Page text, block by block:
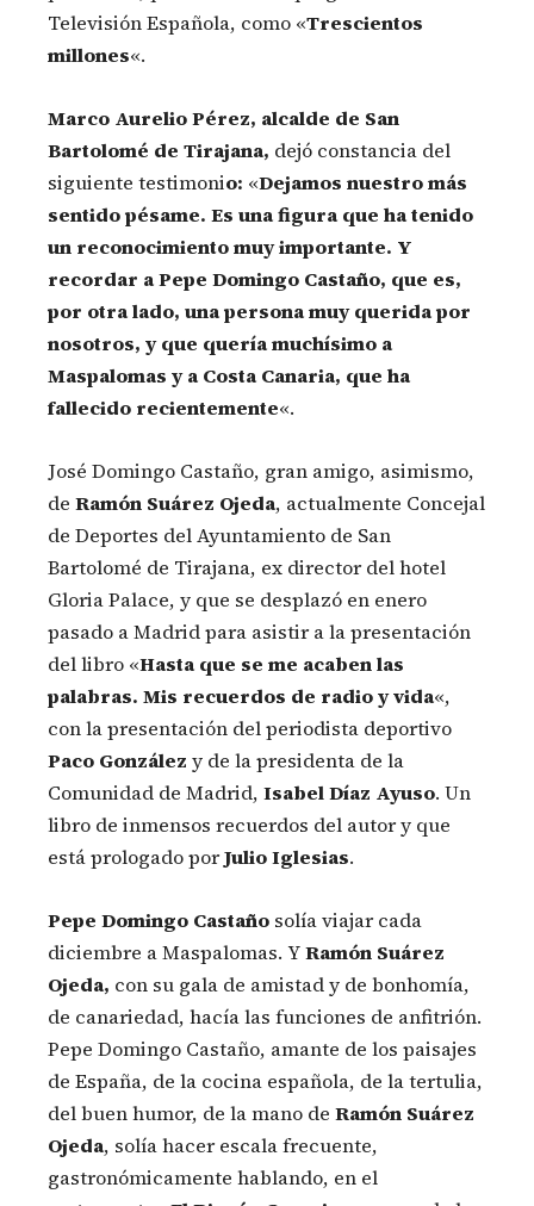
Televisión Española, como «Trescientos
millones«.
Marco Aurelio Pérez, alcalde de San
Bartolomé de Tirajana, dejó constancia del
siguiente testimonio: «Dejamos nuestro más
sentido pésame. Es una figura que ha tenido
un reconocimiento muy importante. Y
recordar a Pepe Domingo Castaño, que es,
por otra lado, una persona muy querida por
nosotros, y que quería muchísimo a
Maspalomas y a Costa Canaria, que ha
fallecido recientemente«.
José Domingo Castaño, gran amigo, asimismo,
de Ramón Suárez Ojeda, actualmente Concejal
de Deportes del Ayuntamiento de San
Bartolomé de Tirajana, ex director del hotel
Gloria Palace, y que se desplazó en enero
pasado a Madrid para asistir a la presentación
del libro «Hasta que se me acaben las
palabras. Mis recuerdos de radio y vida«,
con la presentación del periodista deportivo
Paco González y de la presidenta de la
Comunidad de Madrid, Isabel Díaz Ayuso. Un
libro de inmensos recuerdos del autor y que
está prologado porJulio Iglesias.
Pepe Domingo Castaño solía viajar cada
diciembre a Maspalomas. YRamón Suárez
Ojeda, con su gala de amistad y de bonhomía,
de canariedad, hacía las funciones de anfitrión.
Pepe Domingo Castaño, amante de los paisajes
de España, de la cocina española, de la tertulia,
del buen humor, de la mano de Ramón Suárez
Ojeda, solía hacer escala frecuente,
gastronómicamente hablando, en el